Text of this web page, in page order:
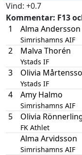
Vind: +0.7
Kommentar: F13
1
Alma Andersson
Simrishamns AIF
2 Malva Thorén
Ystads IF
3 Olivia
Ystads IF
4 Amy Halmo
Simrishamns AIF
5 Olivia
FK Athlet
Alma Arvidsson
Simrishamns AIF